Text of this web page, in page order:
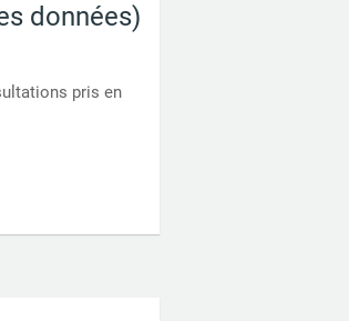
données)
pris en